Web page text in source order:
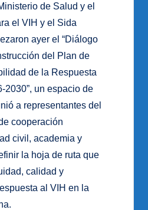
de Salud y el
el VIH y el Sida
ayer el “Diálogo
del Plan de
de la Respuesta
2030”, un espacio de
a representantes del
cooperación
civil, academia y
la hoja de ruta que
calidad y
al VIH en la